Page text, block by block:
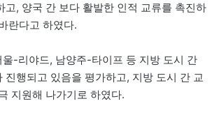
고, 양국 간 보다 활발한 인적 교류를 촉진하
란다고 하였다.
-리야드, 남양주-타이프 등 지방 도시 간
진행되고 있음을 평가하고, 지방 도시 간 교
지원해 나가기로 하였다.